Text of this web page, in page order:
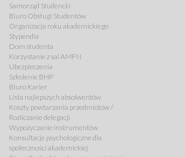
Samorząd Studencki
Biuro Obsługi Studentów
Organizacja roku akademickiego
Stypendia
Dom studenta
Korzystanie z sal AMFN
Ubezpieczenia
Szkolenie BHP
Biuro Karier
Lista najlepszych absolwentów
Koszty powtarzania przedmiotów /
Rozliczanie delegacji
Wypożyczanie instrumentów
Konsultacje psychologiczne dla
społeczności akademickiej